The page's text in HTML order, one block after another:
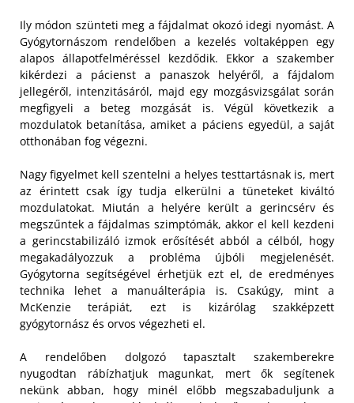
Ily módon szünteti meg a fájdalmat okozó idegi nyomást. A
Gyógytornászom rendelőben a kezelés voltaképpen egy
alapos állapotfelméréssel kezdődik. Ekkor a szakember
kikérdezi a pácienst a panaszok helyéről, a fájdalom
jellegéről, intenzitásáról, majd egy mozgásvizsgálat során
megfigyeli a beteg mozgását is. Végül következik a
mozdulatok betanítása, amiket a páciens egyedül, a saját
otthonában fog végezni.
Nagy figyelmet kell szentelni a helyes testtartásnak is, mert
az érintett csak így tudja elkerülni a tüneteket kiváltó
mozdulatokat. Miután a helyére került a gerincsérv és
megszűntek a fájdalmas szimptómák, akkor el kell kezdeni
a gerincstabilizáló izmok erősítését abból a célból, hogy
megakadályozzuk a probléma újbóli megjelenését.
Gyógytorna segítségével érhetjük ezt el, de eredményes
technika lehet a manuálterápia is. Csakúgy, mint a
McKenzie terápiát, ezt is kizárólag szakképzett
gyógytornász és orvos végezheti el.
A rendelőben dolgozó tapasztalt szakemberekre
nyugodtan rábízhatjuk magunkat, mert ők segítenek
nekünk abban, hogy minél előbb megszabaduljunk a